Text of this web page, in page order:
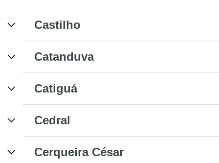
Castilho
Catanduva
Catiguá
Cedral
Cerqueira César